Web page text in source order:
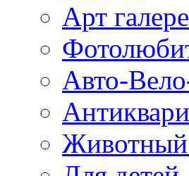
Арт
Авто-